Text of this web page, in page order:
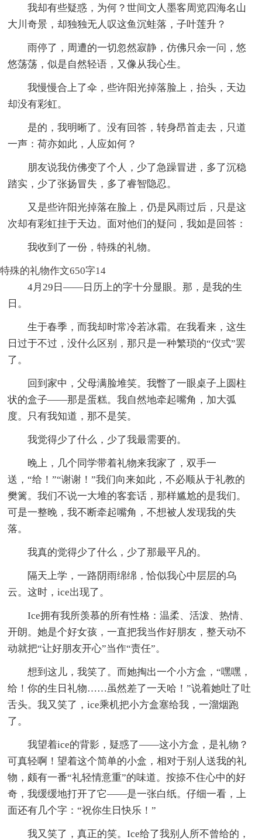
我却有些疑惑，为何？世间文人墨客周览四海名山
大川奇景，却独独无人叹这鱼沉蛙落，子叶莲升？
雨停了，周遭的一切忽然寂静，仿佛只余一问，悠
悠荡荡，似是自然轻语，又像从我心生。
我慢慢合上了伞，些许阳光掉落脸上，抬头，天边
却没有彩虹。
是的，我明晰了。没有回答，转身昂首走去，只道
一声：荷亦如此，人应如何？
朋友说我仿佛变了个人，少了急躁冒进，多了沉稳
踏实，少了张扬冒失，多了睿智隐忍。
又是些许阳光掉落在脸上，仍是风雨过后，只是这
次却有彩虹挂于天边。面对他们的疑问，我如是回答：
我收到了一份，特殊的礼物。
特殊的礼物作文650字14
4月29日——日历上的字十分显眼。那，是我的生
日。
生于春季，而我却时常冷若冰霜。在我看来，这生
日过于不过，没什么区别，那只是一种繁琐的“仪式”罢
了。
回到家中，父母满脸堆笑。我瞥了一眼桌子上圆柱
状的盒子——那是蛋糕。我自然地牵起嘴角，加大弧
度。只有我知道，那不是笑。
我觉得少了什么，少了我最需要的。
晚上，几个同学带着礼物来我家了，双手一
送，“给！”“谢谢！”我们向来如此，不必顺从于礼教的
樊篱。我们不说一大堆的客套话，那样尴尬的是我们。
可是一整晚，我不断牵起嘴角，不想被人发现我的失
落。
我真的觉得少了什么，少了那最平凡的。
隔天上学，一路阴雨绵绵，恰似我心中层层的乌
云。这时，ice出现了。
Ice拥有我所羡慕的所有性格：温柔、活泼、热情、
开朗。她是个好女孩，一直把我当作好朋友，整天动不
动就把“让好朋友开心”当作“责任”。
想到这儿，我笑了。而她掏出一个小方盒，“嘿嘿，
给！你的生日礼物……虽然差了一天哈！”说着她吐了吐
舌头。我又笑了，ice乘机把小方盒塞给我，一溜烟跑
了。
我望着ice的背影，疑惑了——这小方盒，是礼物？
可真轻啊！望着这个简单的小盒，相对于别人送我的礼
物，颇有一番“礼轻情意重”的味道。按捺不住心中的好
奇，我缓缓地打开了它——是一张白纸。仔细一看，上
面还有几个字：“祝你生日快乐！”
我又笑了，真正的笑。Ice给了我别人所不曾给的，